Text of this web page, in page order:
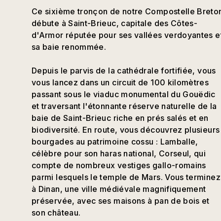
Ce sixième tronçon de notre Compostelle
débute à Saint-Brieuc, capitale des Côtes-
d'Armor réputée pour ses vallées verdoyantes
sa baie renommée.
Depuis le parvis de la cathédrale fortifiée, vous
vous lancez dans un circuit de 100 kilomètres
passant sous le viaduc monumental du Gouëdic
et traversant l'étonnante réserve naturelle de la
baie de Saint-Brieuc riche en prés salés et en
biodiversité. En route, vous découvrez plusieurs
bourgades au patrimoine cossu : Lamballe,
célèbre pour son haras national, Corseul, qui
compte de nombreux vestiges gallo-romains
parmi lesquels le temple de Mars. Vous terminez
à Dinan, une ville médiévale magnifiquement
préservée, avec ses maisons à pan de bois et
son château.